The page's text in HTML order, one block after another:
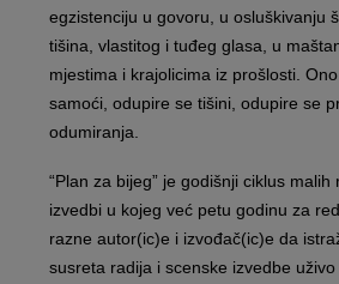
egzistenciju u govoru, u osluškivanju
tišina, vlastitog i tuđeg glasa, u
mjestima i krajolicima iz prošlosti.
samoći, odupire se tišini, odupire se
odumiranja.
“Plan za bijeg” je godišnji ciklus malih
izvedbi u kojeg već petu godinu za
razne autor(ic)e i izvođač(ic)e da
susreta radija i scenske izvedbe